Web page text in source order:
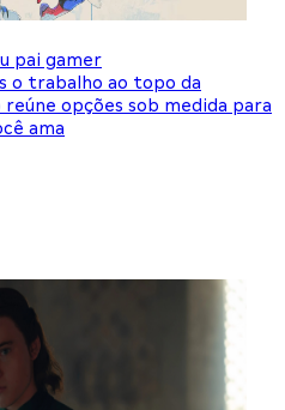
pai gamer
o trabalho ao topo da
opções sob medida para
ama